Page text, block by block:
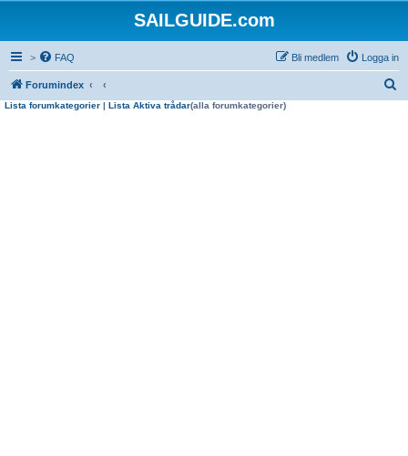
SAILGUIDE.com
> FAQ Logga in
Bli medlem
Forumindex
Lista forumkategorier | Lista Aktiva trådar(alla forumkategorier)